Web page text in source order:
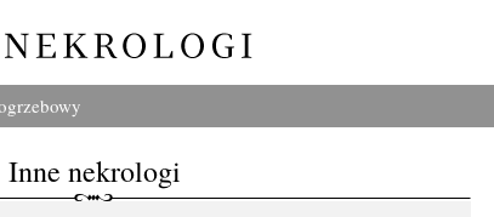
Inne nekrologi